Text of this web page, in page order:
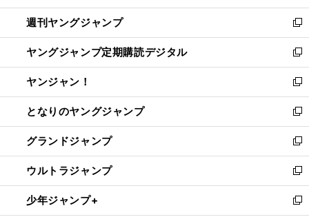
開
く
ウ
で
開
く
ン
ド
ウ
で
開
く
ウ
ィ
ン
ド
ウ
で
開
く
週刊ヤングジャンプ
新
し
い
ウ
ィ
ン
ド
ウ
で
開
く
ヤングジャンプ定期購読デジタル
新
し
い
ウ
ィ
ン
ド
ウ
で
開
く
ヤンジャン！
新
し
い
ウ
ィ
ン
ド
ウ
で
となりのヤングジャンプ
新
し
い
ウ
ィ
ン
ド
グランドジャンプ
新
し
い
ウ
ィ
ウルトラジャンプ
新
し
い
少年ジャンプ+
新